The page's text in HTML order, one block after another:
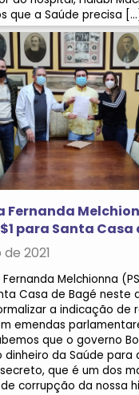
que a Saúde precisa […]
Fernanda
para Santa Casa
2021
Melchionna
Casa de Bagé neste
a indicação de
emendas
que o governo
da Saúde para
que é um dos
corrupção da nossa